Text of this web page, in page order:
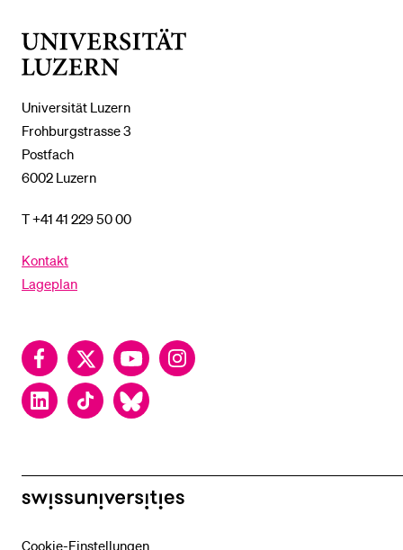
Universität Luzern
Frohburgstrasse 3
Postfach
6002 Luzern
T +41 41 229 50 00
Kontakt
Lageplan
FacebookTwitter YouTubeInstagram
LinkedInTikTok Bluesky
swissuniversities
Cookie-Einstellungen